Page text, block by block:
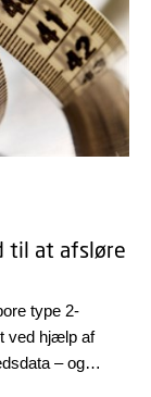
til at afsløre
type 2-
ved hjælp af
– og